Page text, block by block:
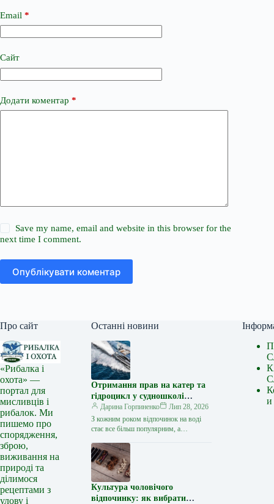
Email *
Сайт
Додати коментар *
Save my name, email and website in this browser for the
next time I comment.
Опублікувати коментар
Про сайт
«Рибалка і
охота» —
портал для
мисливців і
рибалок. Ми
пишемо про
спорядження,
зброю,
виживання на
природі та
ділимося
рецептами з
улову і
Останні новини
Отримання прав на катер та
гідроцикл у судношколі
«Либідь-А»: від теорії до
іспиту
Дарина Горпиненко
Лип 28, 2026
З кожним роком відпочинок на воді
стає все більш популярним, а
чи гідроциклом відкриває нові
горизонти…
Культура чоловічого
відпочинку: як вибрати
и